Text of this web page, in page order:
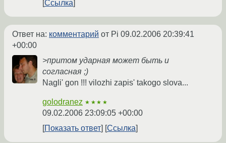
Ссылка
Ответ на: комментарий от Pi 09.02.2006 20:39:41
+00:00
>притом ударная может быть и
согласная ;)
Nagli' gon !!! vilozhi zapis' takogo slova...
golodranez ★★★★
09.02.2006 23:09:05 +00:00
Показать ответ
Ссылка